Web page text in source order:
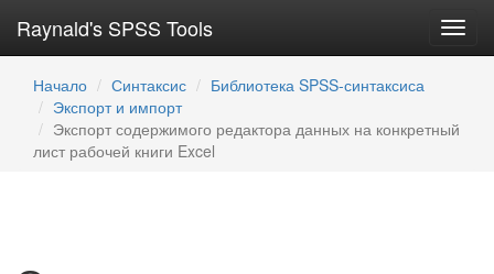
Raynald's SPSS Tools
Начало Синтаксис
Библиотека SPSS-синтаксиса
Экспорт и импорт
Экспорт содержимого редактора данных на конкретный
лист рабочей книги Excel